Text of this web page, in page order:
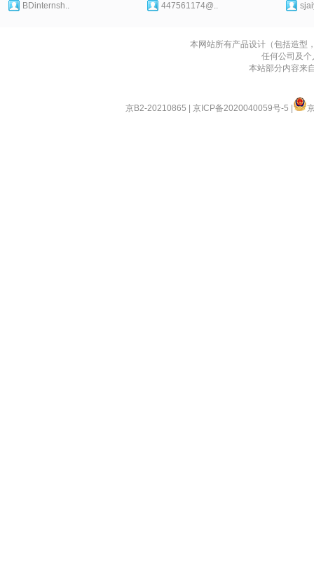
BDinternsh..
447561174@..
本网站所有产品设计（包括造型
任何公司及
本站部分内容来
京B2-20210865 京ICP备2020040059号-5